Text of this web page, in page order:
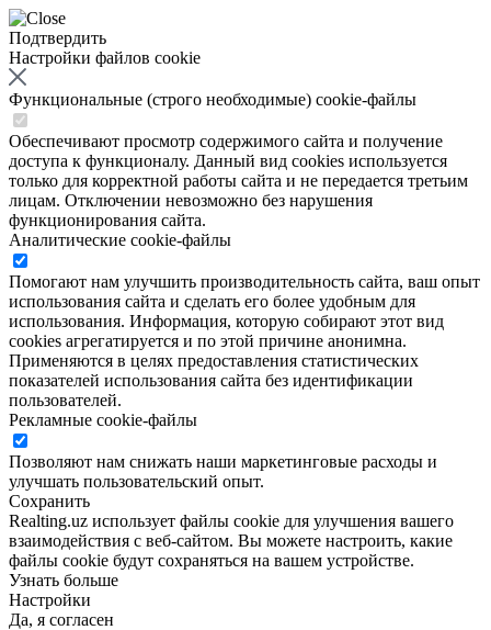
Подтвердить
Настройки файлов cookie
Функциональные (строго необходимые) cookie-файлы
Обеспечивают просмотр содержимого сайта и получение
доступа к функционалу. Данный вид cookies используется
только для корректной работы сайта и не передается третьим
лицам. Отключении невозможно без нарушения
функционирования сайта.
Аналитические cookie-файлы
Помогают нам улучшить производительность сайта, ваш опыт
использования сайта и сделать его более удобным для
использования. Информация, которую собирают этот вид
cookies агрегатируется и по этой причине анонимна.
Применяются в целях предоставления статистических
показателей использования сайта без идентификации
пользователей.
Рекламные cookie-файлы
Позволяют нам снижать наши маркетинговые расходы и
улучшать пользовательский опыт.
Сохранить
Realting.uz использует файлы cookie для улучшения вашего
взаимодействия с веб-сайтом. Вы можете настроить, какие
файлы cookie будут сохраняться на вашем устройстве.
Узнать больше
Настройки
Да, я согласен